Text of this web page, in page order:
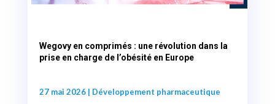
Wegovy en comprimés : une révolution dans la
prise en charge de l’obésité en Europe
27 mai 2026| Développement pharmaceutique